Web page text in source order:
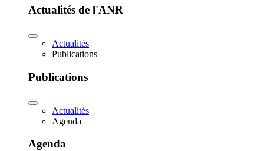
Actualités de l'ANR
Actualités
Publications
Publications
Actualités
Agenda
Agenda